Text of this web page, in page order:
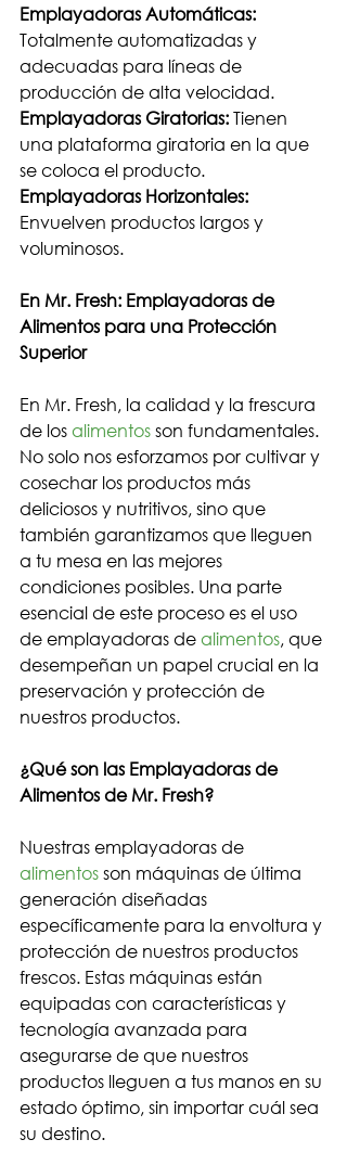
Emplayadoras Automáticas:
Totalmente automatizadas y
adecuadas para líneas de
producción de alta velocidad.
Emplayadoras Giratorias: Tienen
una plataforma giratoria en la que
se coloca el producto.
Emplayadoras Horizontales:
Envuelven productos largos y
voluminosos.
En Mr. Fresh: Emplayadoras de
Alimentos para una Protección
Superior
En Mr. Fresh, la calidad y la frescura
de los alimentos son fundamentales.
No solo nos esforzamos por cultivar y
cosechar los productos más
deliciosos y nutritivos, sino que
también garantizamos que lleguen
a tu mesa en las mejores
condiciones posibles. Una parte
esencial de este proceso es el uso
de emplayadoras de alimentos, que
desempeñan un papel crucial en la
preservación y protección de
nuestros productos.
¿Qué son las Emplayadoras de
Alimentos de Mr. Fresh?
Nuestras emplayadoras de
alimentos son máquinas de última
generación diseñadas
específicamente para la envoltura y
protección de nuestros productos
frescos. Estas máquinas están
equipadas con características y
tecnología avanzada para
asegurarse de que nuestros
productos lleguen a tus manos en su
estado óptimo, sin importar cuál sea
su destino.